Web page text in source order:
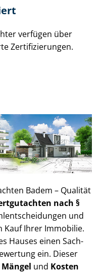
verfügen über
Zer­ti­fi­zie­run­gen.
Badem – Qualität
nach §
und
Kauf Ihrer Immobilie.
Hauses einen Sach­
ein. Dieser
und Kosten